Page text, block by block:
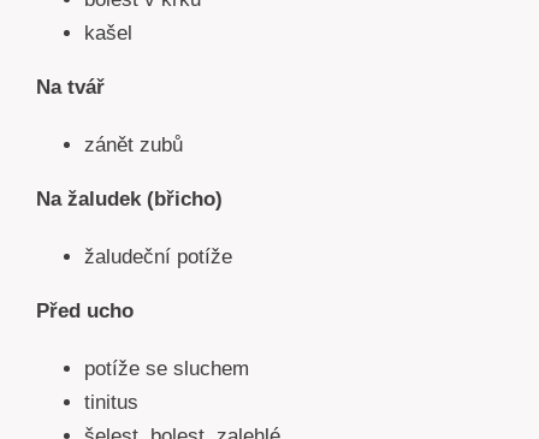
kašel
Na tvář
zánět zubů
Na žaludek (břicho)
žaludeční potíže
Před ucho
potíže se sluchem
tinitus